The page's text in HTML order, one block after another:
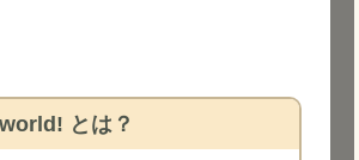
とは？